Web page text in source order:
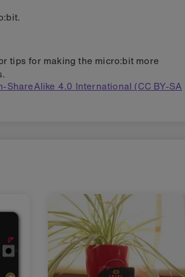
tips for making the micro:bit more
ShareAlike 4.0 International (CC BY-SA